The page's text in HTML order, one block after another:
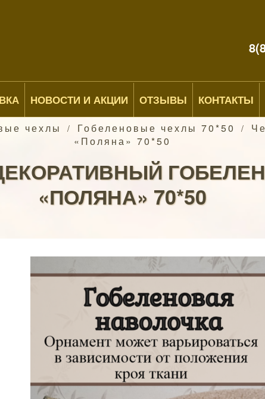
НОВОСТИ И АКЦИИ ОТЗЫВЫ КОНТАКТЫ
чехлы / Гобеленовые чехлы 70*50 /
«Поляна» 70*50
«ПОЛЯНА» 70*50